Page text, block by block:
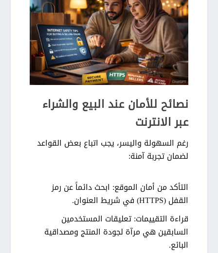
نصائح للأمان عند البيع والشراء
عبر الانترنت
رغم السهولة واليسر، يجب اتباع بعض القواعد
لضمان تجربة آمنة:
التأكد من أمان الموقع: ابحث دائماً عن رمز
القفل (HTTPS) في شريط العنوان.
قراءة التقييمات:تعليقات المستخدمين
السابقين هي مرآة لجودة المنتج ومصداقية
البائع.